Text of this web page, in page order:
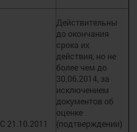
С 21.10.2011
Действительны
до окончания
срока их
действия, но не
более чем до
30.06.2014, за
исключением
документов об
оценке
(подтверждении)